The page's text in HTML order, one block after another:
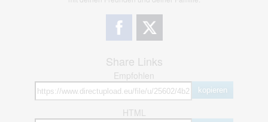
Share Links
Empfohlen
kopieren
HTML